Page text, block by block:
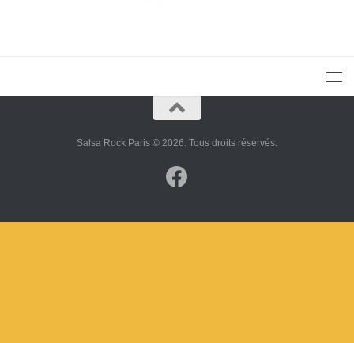
Salsa Rock Paris © 2026. Tous droits réservés.